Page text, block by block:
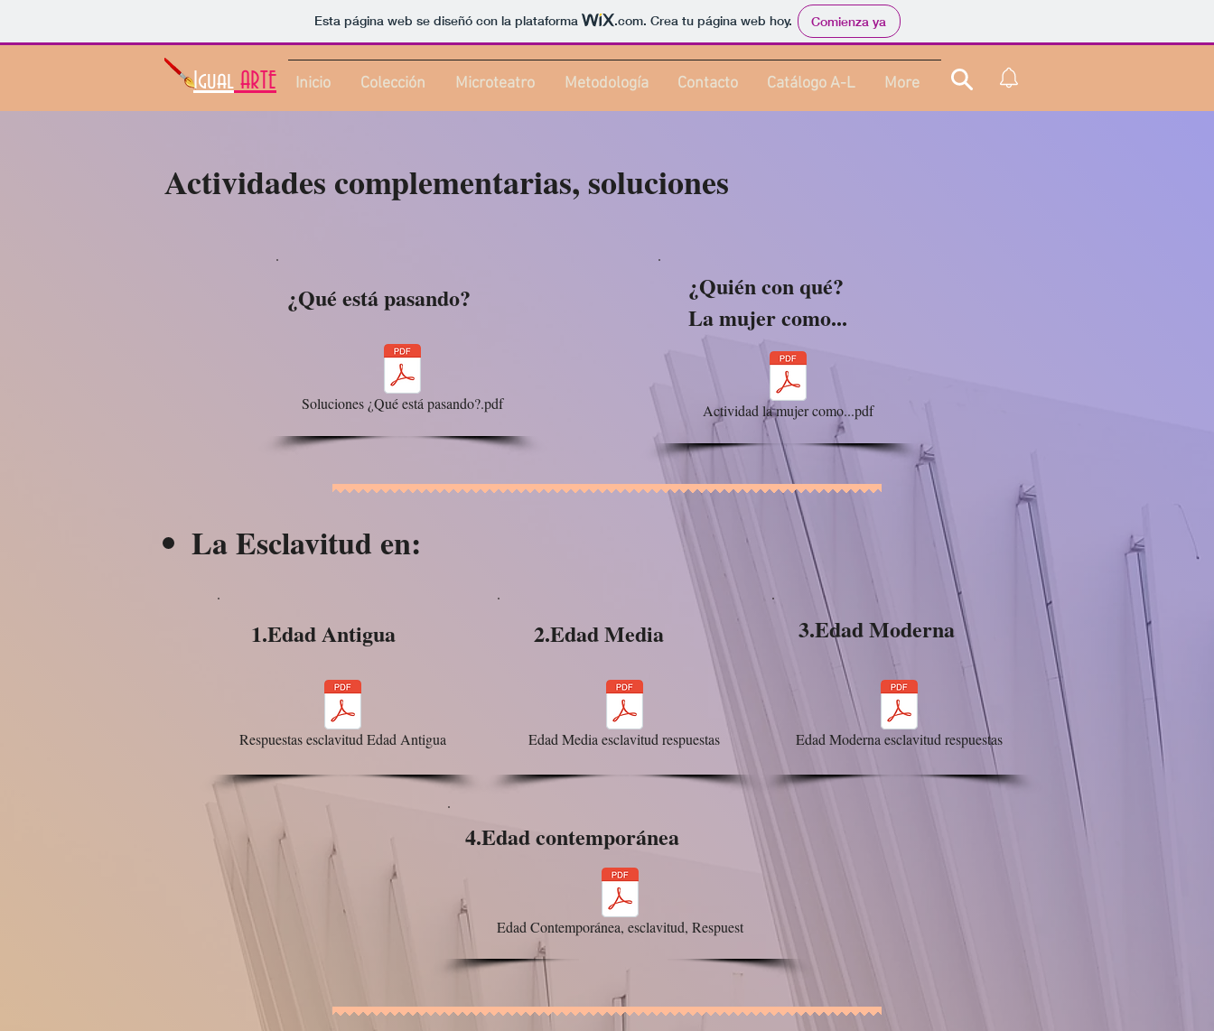
Esta página web se diseñó con la plataforma .com. Crea tu página web hoy. Comienza ya
Igual ARTE Inicio Colección Microteatro Metodología Contacto Catálogo A-L More
Actividades complementarias, soluciones
¿Qué está pasando?
Soluciones ¿Qué está pasando?.pdf
¿Quién con qué?
La mujer como...
Actividad la mujer como...pdf
La Esclavitud en:
1.Edad Antigua
Respuestas esclavitud Edad Antigua
2.Edad Media
Edad Media esclavitud respuestas
3.Edad Moderna
Edad Moderna esclavitud respuestas
4.Edad contemporánea
Edad Contemporánea, esclavitud, Respuest